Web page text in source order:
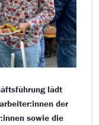
lädt
der
sowie die